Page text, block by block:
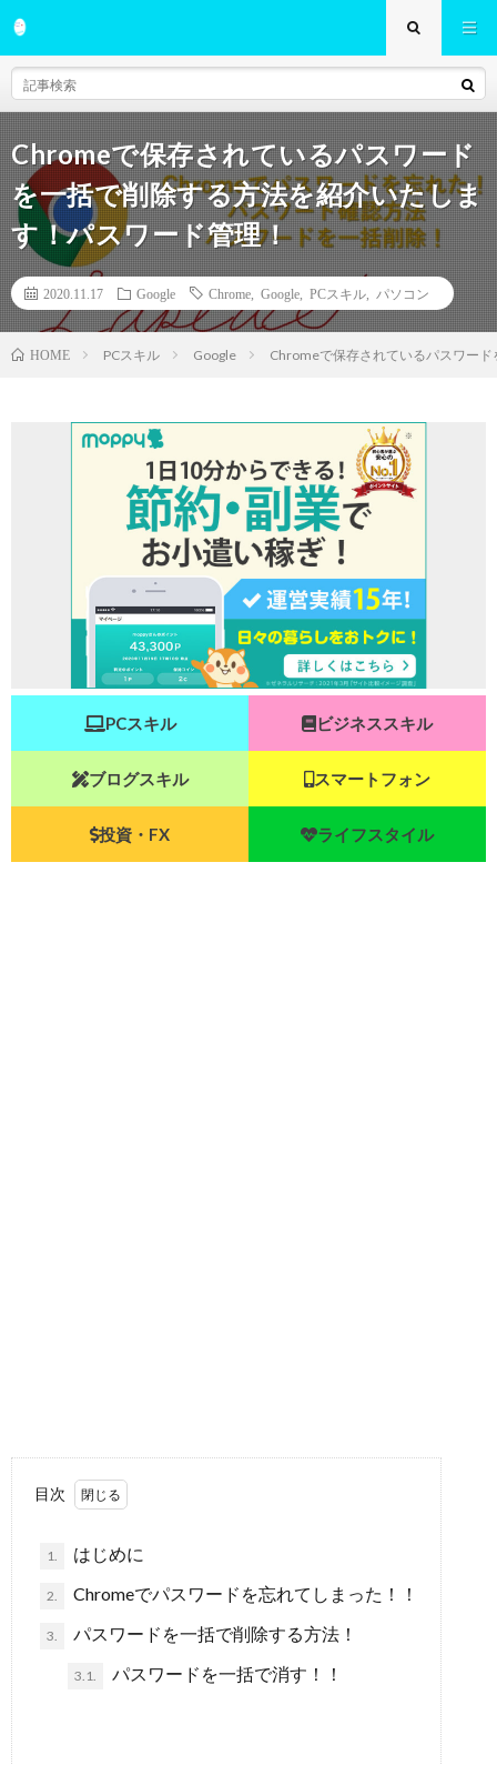
Chromeで保存されているパスワード
を一括で削除する方法を紹介いたしま
す！パスワード管理！
2020.11.17 Google Chrome Google PCスキル パソコン
HOME PCスキル Google Chromeで保存されているパスワー
PCスキル ビジネススキル
ブログスキル スマートフォン
投資・FX ライフスタイル
目次
1. はじめに
2. Chromeでパスワードを忘れてしまった！！
3. パスワードを一括で削除する方法！
3.1. パスワードを一括で消す！！